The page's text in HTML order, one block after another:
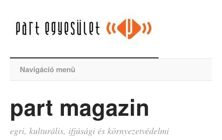
Navigáció menü
part magazin
egri, kulturális, ifjúsági és környezetvédelmi